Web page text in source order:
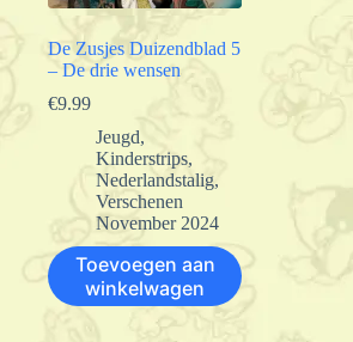
De Zusjes Duizendblad 5
– De drie wensen
€9.99
Jeugd,
Kinderstrips,
Nederlandstalig,
Verschenen
November 2024
Toevoegen aan
winkelwagen